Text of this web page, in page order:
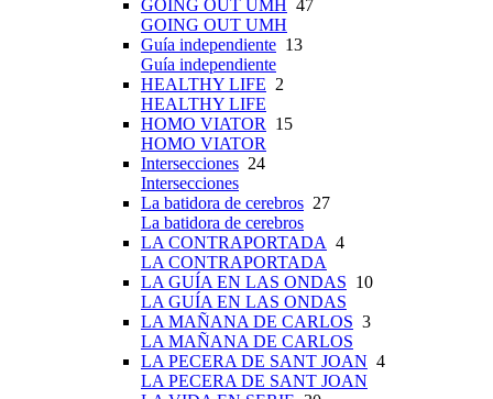
GOING OUT UMH 47
GOING OUT UMH
Guía independiente 13
Guía independiente
HEALTHY LIFE 2
HEALTHY LIFE
HOMO VIATOR
15
HOMO VIATOR
Intersecciones 24
Intersecciones
La batidora de cerebros 27
La batidora de cerebros
LA CONTRAPORTADA 4
LA CONTRAPORTADA
LA GUÍA EN LAS ONDAS 10
LA GUÍA EN LAS ONDAS
LA MAÑANA DE CARLOS 3
LA MAÑANA DE CARLOS
LA PECERA DE SANT JOAN 4
LA PECERA DE SANT JOAN